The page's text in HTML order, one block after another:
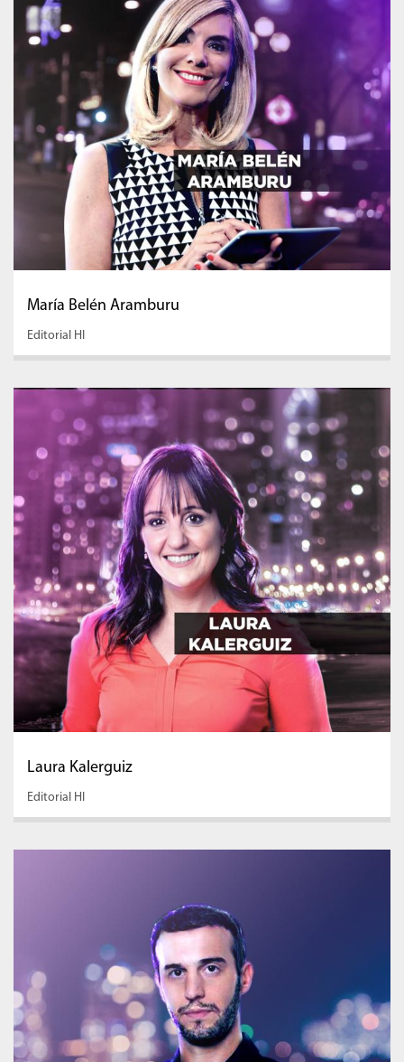
María Belén Aramburu
Editorial HI
Laura Kalerguiz
Editorial HI